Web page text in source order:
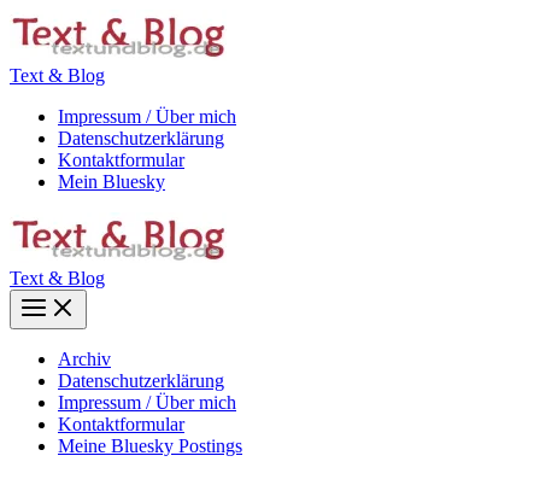
Zum
Inhalt
Text & Blog
Impressum / Über mich
Datenschutzerklärung
Kontaktformular
Mein Bluesky
Text & Blog
Main
Menu
Archiv
Datenschutzerklärung
Impressum / Über mich
Kontaktformular
Meine Bluesky Postings